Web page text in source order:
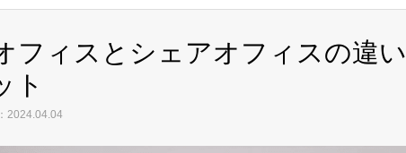
フィスとシェアオフィスの違
ト
2024.04.04